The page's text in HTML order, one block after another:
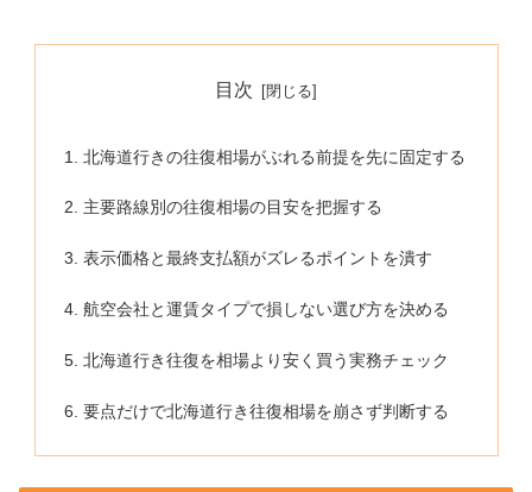
目次
北海道行きの往復相場がぶれる前提を先に固定する
主要路線別の往復相場の目安を把握する
表示価格と最終支払額がズレるポイントを潰す
航空会社と運賃タイプで損しない選び方を決める
北海道行き往復を相場より安く買う実務チェック
要点だけで北海道行き往復相場を崩さず判断する